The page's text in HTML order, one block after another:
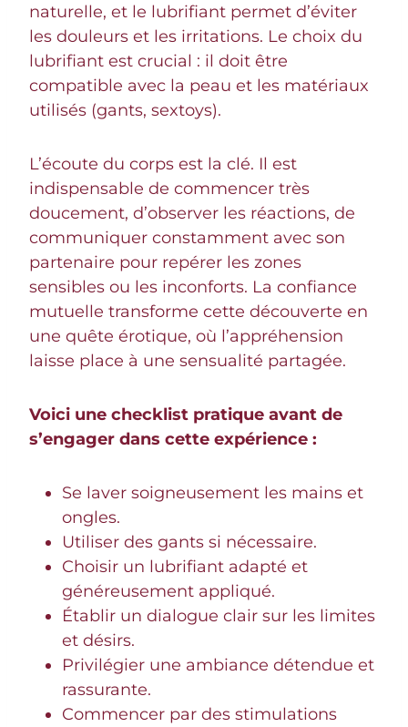
naturelle, et le lubrifiant permet d’éviter
les douleurs et les irritations. Le choix du
lubrifiant est crucial : il doit être
compatible avec la peau et les matériaux
utilisés (gants, sextoys).
L’écoute du corps est la clé. Il est
indispensable de commencer très
doucement, d’observer les réactions, de
communiquer constamment avec son
partenaire pour repérer les zones
sensibles ou les inconforts. La confiance
mutuelle transforme cette découverte en
une quête érotique, où l’appréhension
laisse place à une sensualité partagée.
Voici une checklist pratique avant de
s’engager dans cette expérience :
Se laver soigneusement les mains et
ongles.
Utiliser des gants si nécessaire.
Choisir un lubrifiant adapté et
généreusement appliqué.
Établir un dialogue clair sur les limites
et désirs.
Privilégier une ambiance détendue et
rassurante.
Commencer par des stimulations